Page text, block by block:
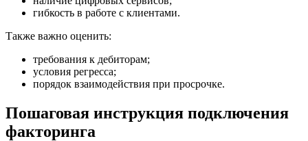
гибкость в работе с клиентами.
Также важно оценить:
требования к дебиторам;
условия регресса;
порядок взаимодействия при просрочке.
Пошаговая инструкция подключения
факторинга